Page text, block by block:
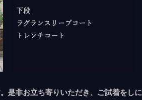
是非お立ち寄りいただき、ご試着をしに